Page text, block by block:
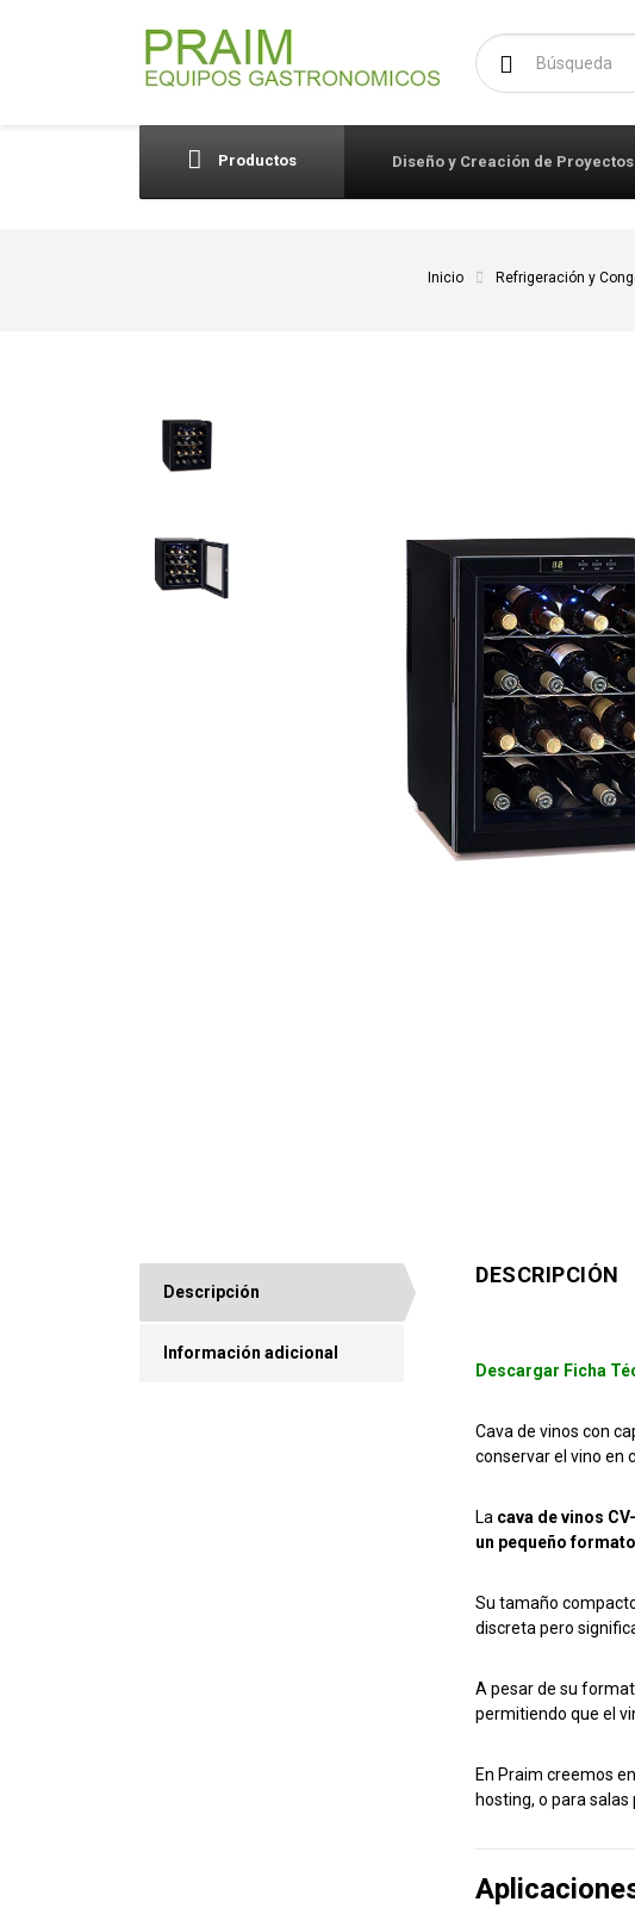
Buscar:
Productos Diseño y Creación de Proyectos
Inicio Refrigeración y
Descripción
Información adicional
DESCRIPCIÓN
Descargar Ficha
Cava de vinos con
conservar el vino en
La cava de vinos
un pequeño
Su tamaño
discreta pero
A pesar de su
permitiendo que el
En Praim creemos
hosting, o para